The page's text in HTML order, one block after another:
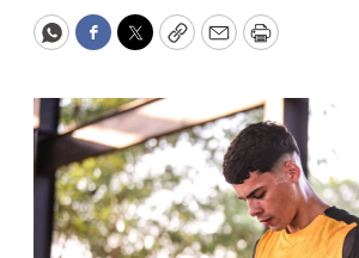
WhatsApp
Facebook
Twitter
CopyEmailPrint